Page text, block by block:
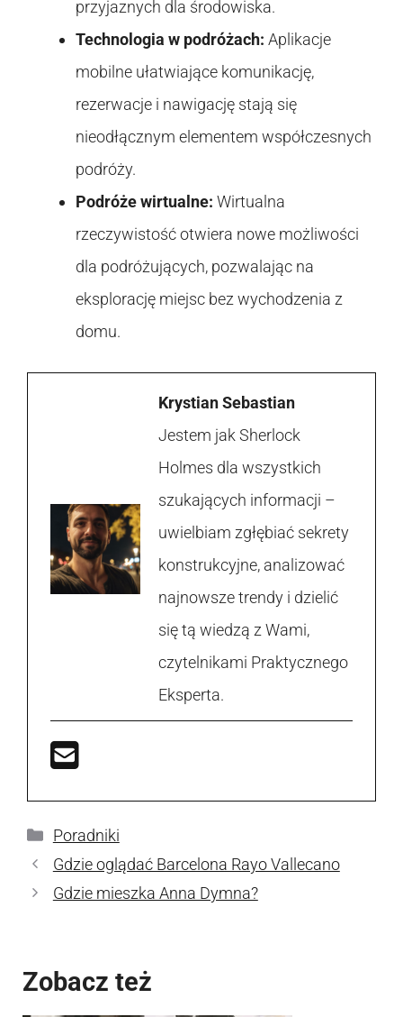
przyjaznych dla środowiska.
Technologia w podróżach: Aplikacje
mobilne ułatwiające komunikację,
rezerwacje i nawigację stają się
nieodłącznym elementem współczesnych
podróży.
Podróże wirtualne: Wirtualna
rzeczywistość otwiera nowe możliwości
dla podróżujących, pozwalając na
eksplorację miejsc bez wychodzenia z
domu.
Krystian Sebastian
Jestem jak Sherlock
Holmes dla wszystkich
szukających informacji –
uwielbiam zgłębiać sekrety
konstrukcyjne, analizować
najnowsze trendy i dzielić
się tą wiedzą z Wami,
czytelnikami Praktycznego
Eksperta.
Kategorie
Poradniki
Gdzie oglądać Barcelona Rayo Vallecano
Gdzie mieszka Anna Dymna?
Zobacz też